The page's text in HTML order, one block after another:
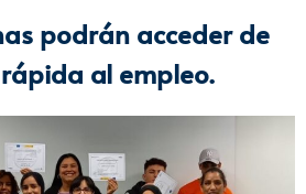
podrán acceder de
al empleo.